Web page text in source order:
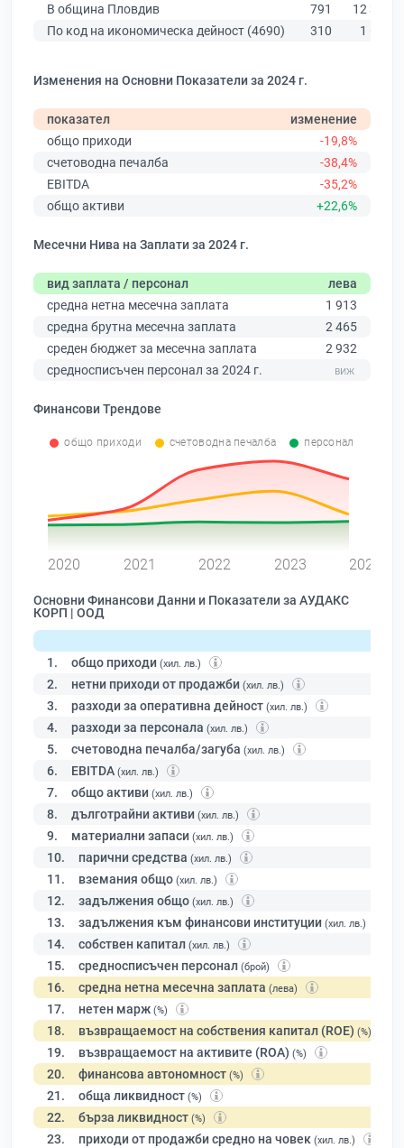
В община Пловдив 791
12 387
По код на икономическа дейност (4690)
310 1 619
Изменения на Основни Показатели за 2024 г.
показател
изменение
общо приходи
-19,8%
счетоводна печалба
-38,4%
EBITDA
-35,2%
общо активи
+22,6%
Месечни Нива на Заплати за 2024 г.
вид заплата / персонал
лева
средна нетна месечна заплата
1 913
средна брутна месечна заплата
2 465
среден бюджет за месечна заплата
2 932
средносписъчен персонал за 2024 г.
Финансови Трендове
общо приходи счетоводна печалба персонал
2020 2021 2022 2023 2024
Основни Финансови Данни и Показатели за АУДАКС
КОРП | ООД
1. общо приходи (хил. лв.)
2. нетни приходи от продажби (хил. лв.)
3. разходи за оперативна дейност (хил. лв.)
4. разходи за персонала (хил. лв.)
5. счетоводна печалба/загуба (хил. лв.)
6. EBITDA (хил. лв.)
7. общо активи (хил. лв.)
8. дълготрайни активи (хил. лв.)
9. материални запаси (хил. лв.)
10. парични средства (хил. лв.)
11. вземания общо (хил. лв.)
12. задължения общо (хил. лв.)
13. задължения към финансови институции (хил. лв.)
14. собствен капитал (хил. лв.)
15. средносписъчен персонал (брой)
16. средна нетна месечна заплата (лева)
17. нетен марж (%)
18. възвращаемост на собствения капитал (ROE) (%)
19. възвращаемост на активите (ROA) (%)
20. финансова автономност (%)
21. обща ликвидност (%)
22. бърза ликвидност (%)
23. приходи от продажби средно на човек (хил. лв.)